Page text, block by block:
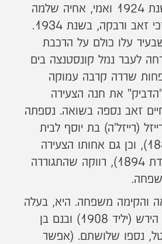
1923, מנחם בשנת 1924 ואמי, אחיה שלמה
וסבה וסבתה מרדכי זאב ורבקה, בשנת 1934.
עלו כולם על הרכבת
לעבר נמל קונסטנצה בים
שררה קרבה עמוקה
את חנה הצעירה
חיים זאב נספה בשואה. נספתה
(רייזל'ה) בת יוסף לבית
רביטש (ילידת 1886), וכן גם אחותו הצעירה
ממנו, בריינדל (ילידת 1894), רווקה שהתגוררה
והקימה משפחה. היא, בעלה
פסח פישגהוט בן הירש (יליד 1908) ובנם בן
נספו שלושתם. (אפשר